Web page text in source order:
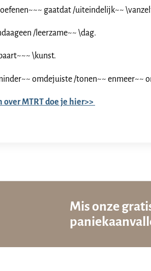
gaatdat /uiteindelijk~~
/leerzame~~ \dag.
\kunst.
omdejuiste /tonen~~ enmeer~~
over MTRT doe je hier>>
Mis onze